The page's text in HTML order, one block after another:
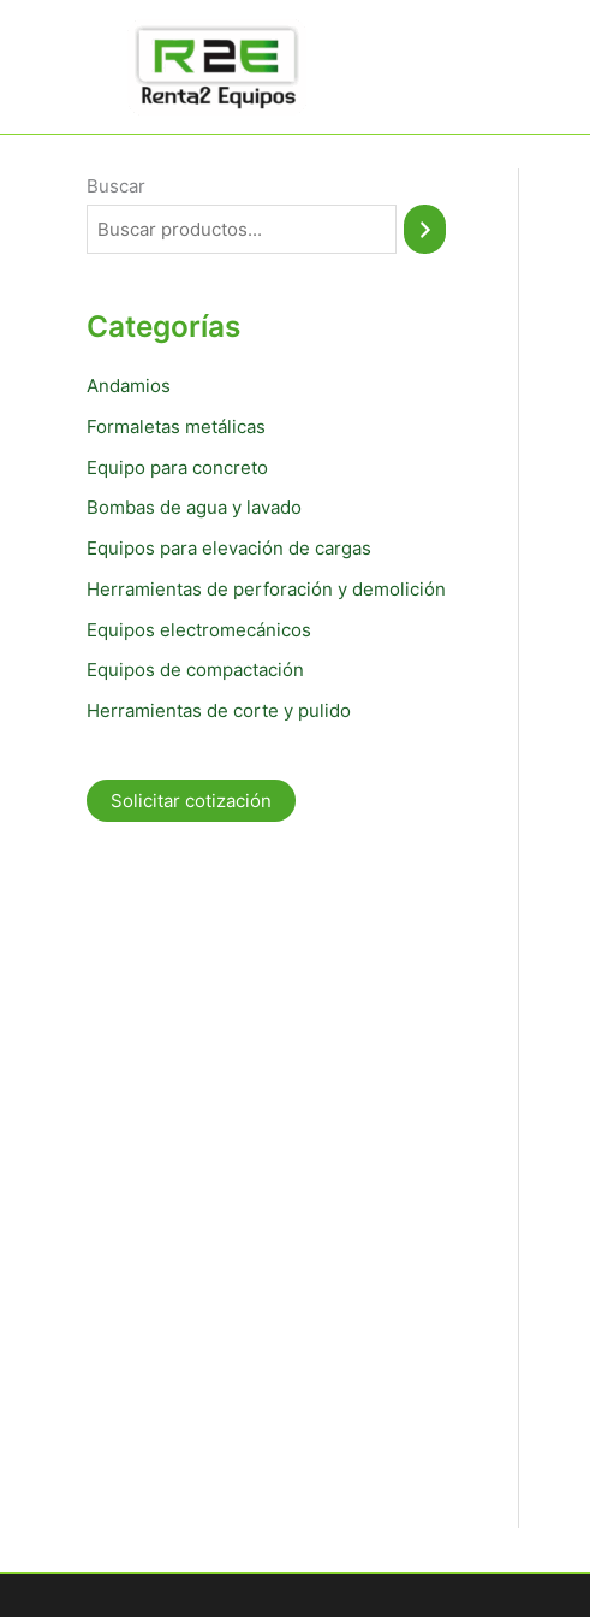
Buscar
Categorías
Andamios
Formaletas metálicas
Equipo para concreto
Bombas de agua y lavado
Equipos para elevación de cargas
Herramientas de perforación y demolición
Equipos electromecánicos
Equipos de compactación
Herramientas de corte y pulido
Solicitar cotización